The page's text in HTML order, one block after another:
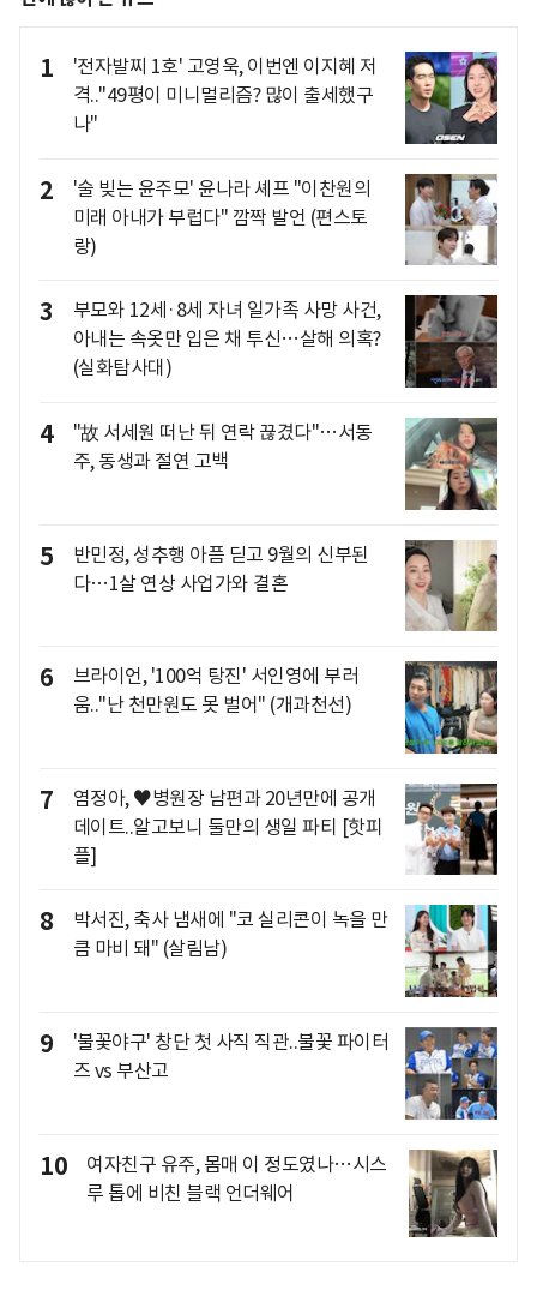
1
'전자발찌 1호' 고영욱, 이번엔 이지혜 저
격.."49평이 미니멀리즘? 많이 출세했구
나"
2
'술 빚는 윤주모' 윤나라 셰프 "이찬원의
미래 아내가 부럽다" 깜짝 발언 (편스토
랑)
3
부모와 12세·8세 자녀 일가족 사망 사건,
아내는 속옷만 입은 채 투신…살해 의혹?
(실화탐사대)
4
"故 서세원 떠난 뒤 연락 끊겼다"…서동
주, 동생과 절연 고백
5
반민정, 성추행 아픔 딛고 9월의 신부된
다…1살 연상 사업가와 결혼
6
브라이언, '100억 탕진' 서인영에 부러
움.."난 천만원도 못 벌어" (개과천선)
7
염정아, ♥병원장 남편과 20년만에 공개
데이트..알고보니 둘만의 생일 파티 [핫피
플]
8
박서진, 축사 냄새에 "코 실리콘이 녹을 만
큼 마비 돼" (살림남)
9
'불꽃야구' 창단 첫 사직 직관..불꽃 파이터
즈 vs 부산고
10
여자친구 유주, 몸매 이 정도였나…시스
루 톱에 비친 블랙 언더웨어